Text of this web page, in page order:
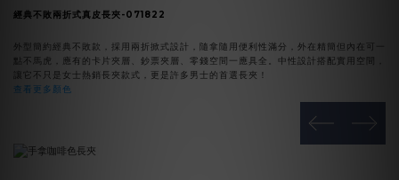
經典不敗兩折式真皮長夾-071822
外型簡約經典不敗款，採用兩折掀式設計，隨拿隨用便利性滿分，外在精簡但內在可一
點不馬虎，應有的卡片夾層、鈔票夾層、零錢空間一應具全。中性設計搭配實用空間，
讓它不只是女士熱銷長夾款式，更是許多男士的首選長夾！
查看更多顏色
prev next